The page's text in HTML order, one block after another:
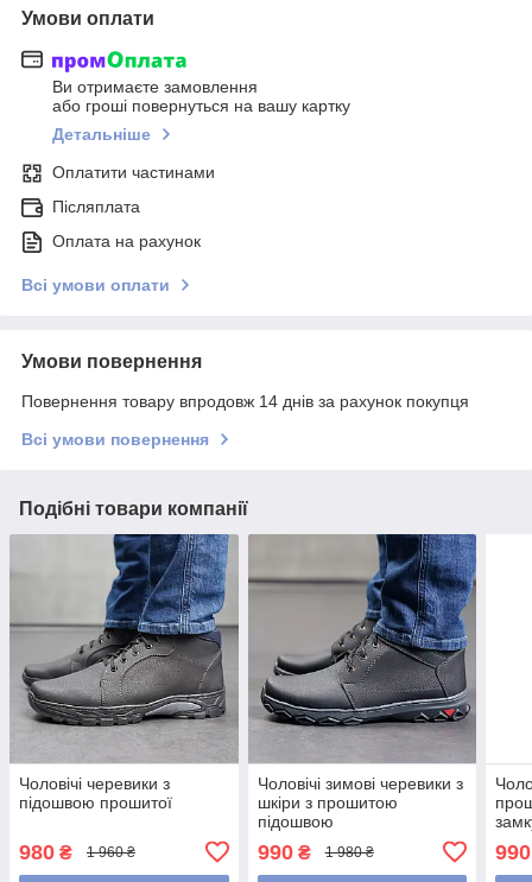
Умови оплати
Ви отримаєте замовлення
або гроші повернуться на вашу картку
Детальніше
Оплатити частинами
Післяплата
Оплата на рахунок
Всі умови оплати
Умови повернення
Повернення товару впродовж 14 днів за рахунок покупця
Всі умови повернення
Подібні товари компанії
Чоловічі черевики з
підошвою прошитої
980 ₴ 1 960 ₴
Чоловічі зимові черевики з
шкіри з прошитою
підошвою
990₴ 1 980 ₴ 990